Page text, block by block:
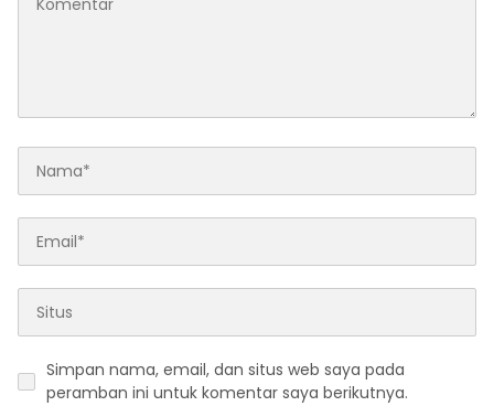
Simpan nama, email, dan situs web saya pada
peramban ini untuk komentar saya berikutnya.